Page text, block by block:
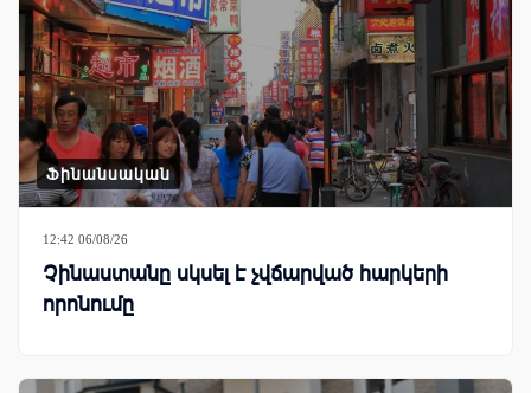
Ֆինանսական
12:42 06/08/26
Չինաստանը սկսել է չվճարված հարկերի
որոնումը